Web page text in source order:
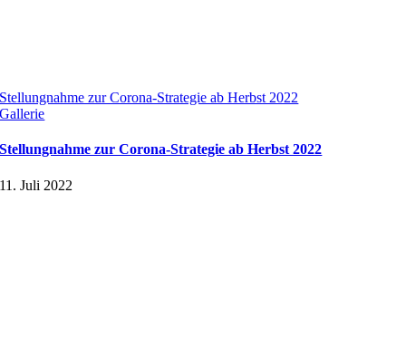
Stellungnahme zur Corona-Strategie ab Herbst 2022
Gallerie
Stellungnahme zur Corona-Strategie ab Herbst 2022
11. Juli 2022